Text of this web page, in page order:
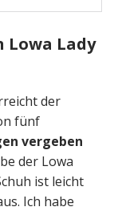
Lowa Lady
der
fünf
vergeben
der Lowa
ist leicht
Ich habe